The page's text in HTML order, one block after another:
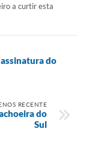
a curtir esta
do
RECENTE
do
Sul